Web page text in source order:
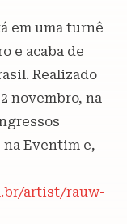
em uma turnê
e acaba de
Realizado
novembro, na
na Eventim e,
artist/rauw-